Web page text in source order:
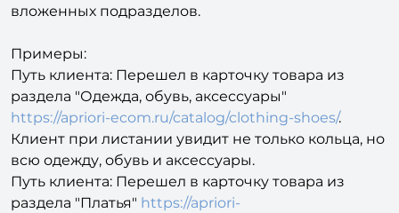
вложенных подразделов.
Примеры:
Путь клиента: Перешел в карточку товара из
раздела "Одежда, обувь, аксессуары"
https://apriori-ecom.ru/catalog/clothing-shoes/.
Клиент при листании увидит не только кольца, но
всю одежду, обувь и аксессуары.
Путь клиента: Перешел в карточку товара из
раздела "Платья" https://apriori-